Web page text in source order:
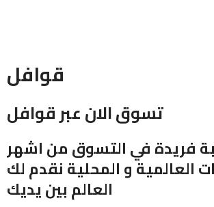
قوافل
تسوق الان عبر قوافل
فريدة في التسوق من اشهر
العالمية و المحلية نقدم لك
العالم بين يديك